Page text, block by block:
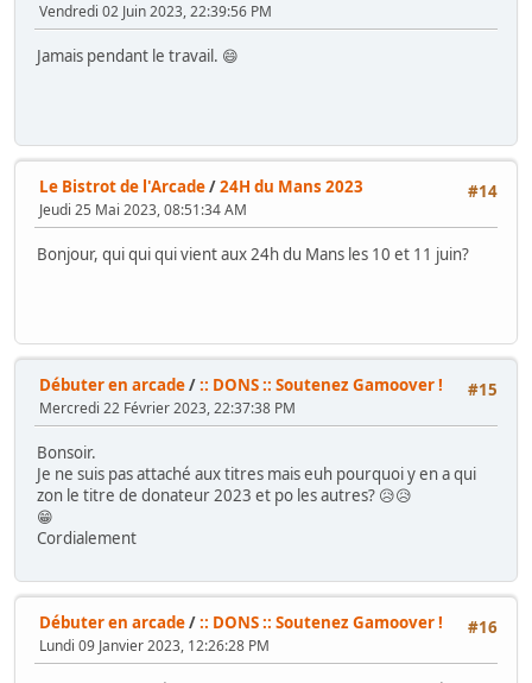
Vendredi 02 Juin 2023, 22:39:56 PM
Jamais pendant le travail. 😄
#14
Le Bistrot de l'Arcade/24H du Mans 2023
Jeudi 25 Mai 2023, 08:51:34 AM
Bonjour, qui qui qui vient aux 24h du Mans les 10 et 11 juin?
#15
Débuter en arcade/:: DONS :: Soutenez Gamoover !
Mercredi 22 Février 2023, 22:37:38 PM
Bonsoir.
Je ne suis pas attaché aux titres mais euh pourquoi y en a qui
zon le titre de donateur 2023 et po les autres? 😥😥
😁
Cordialement
#16
Débuter en arcade/:: DONS :: Soutenez Gamoover !
Lundi 09 Janvier 2023, 12:26:28 PM